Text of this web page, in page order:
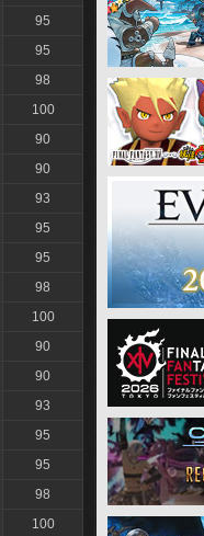
95
95
98
100
90
90
93
95
95
98
100
90
90
93
95
95
98
100